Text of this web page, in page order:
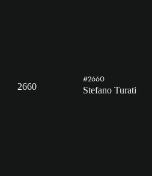
2660
#2660
Stefano Turati